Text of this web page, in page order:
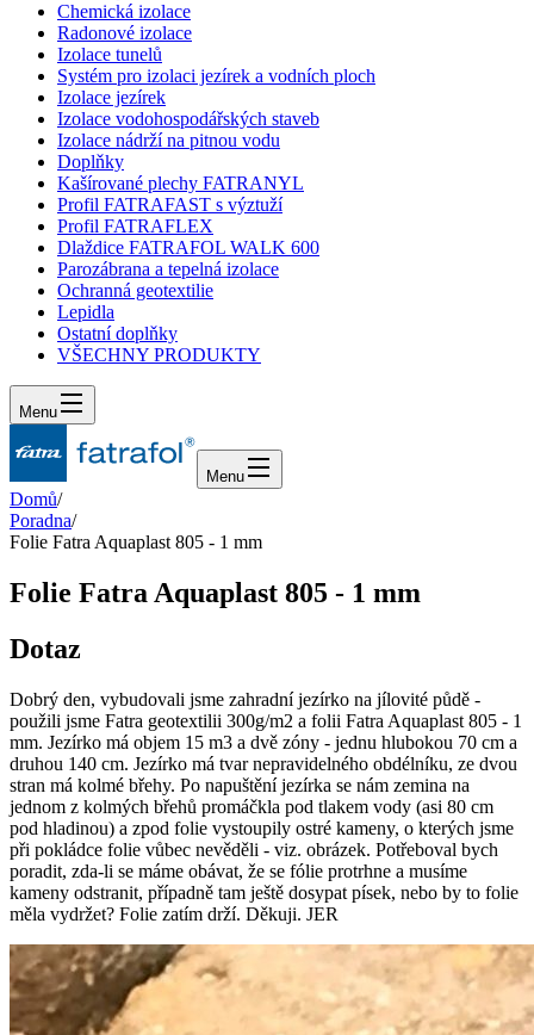
Chemická izolace
Radonové izolace
Izolace tunelů
Systém pro izolaci jezírek a vodních ploch
Izolace jezírek
Izolace vodohospodářských staveb
Izolace nádrží na pitnou vodu
Doplňky
Kašírované plechy FATRANYL
Profil FATRAFAST s výztuží
Profil FATRAFLEX
Dlaždice FATRAFOL WALK 600
Parozábrana a tepelná izolace
Ochranná geotextilie
Lepidla
Ostatní doplňky
VŠECHNY PRODUKTY
Menu
Menu
Domů/
Poradna/
Folie Fatra Aquaplast 805 - 1 mm
Folie Fatra Aquaplast 805 - 1 mm
Dotaz
Dobrý den, vybudovali jsme zahradní jezírko na jílovité půdě -
použili jsme Fatra geotextilii 300g/m2 a folii Fatra Aquaplast 805 - 1
mm. Jezírko má objem 15 m3 a dvě zóny - jednu hlubokou 70 cm a
druhou 140 cm. Jezírko má tvar nepravidelného obdélníku, ze dvou
stran má kolmé břehy. Po napuštění jezírka se nám zemina na
jednom z kolmých břehů promáčkla pod tlakem vody (asi 80 cm
pod hladinou) a zpod folie vystoupily ostré kameny, o kterých jsme
při pokládce folie vůbec nevěděli - viz. obrázek. Potřeboval bych
poradit, zda-li se máme obávat, že se fólie protrhne a musíme
kameny odstranit, případně tam ještě dosypat písek, nebo by to folie
měla vydržet? Folie zatím drží. Děkuji. JER